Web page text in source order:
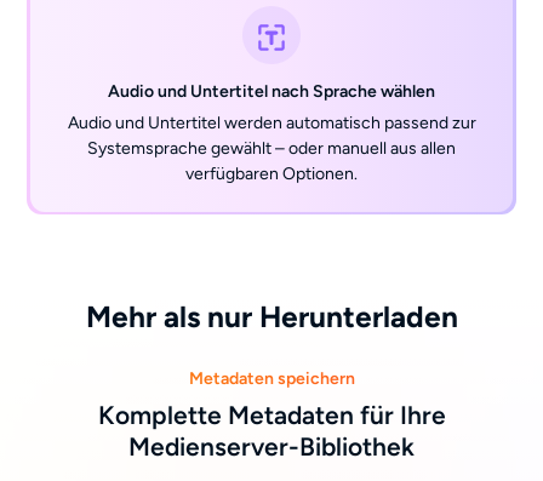
Audio und Untertitel nach Sprache wählen
Audio und Untertitel werden automatisch passend zur
Systemsprache gewählt – oder manuell aus allen
verfügbaren Optionen.
Mehr als nur Herunterladen
Metadaten speichern
Komplette Metadaten für Ihre
Medienserver-Bibliothek